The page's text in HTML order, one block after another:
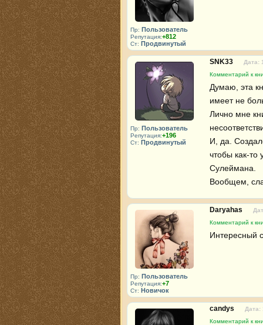
Пр: Пользователь
Репутация:+812
Ст: Продвинутый
Пр: Пользователь
Репутация:+196
Ст: Продвинутый
SNK33
Дата:
Комментарий к
Думаю, эта
имеет не
Лично мне
И, да.
чтобы как-то
Сулеймана.
Вообщем,
Пр: Пользователь
Репутация:+7
Ст: Новичок
Daryahas
Комментарий к
Интересный
candys
Дата:
Комментарий к